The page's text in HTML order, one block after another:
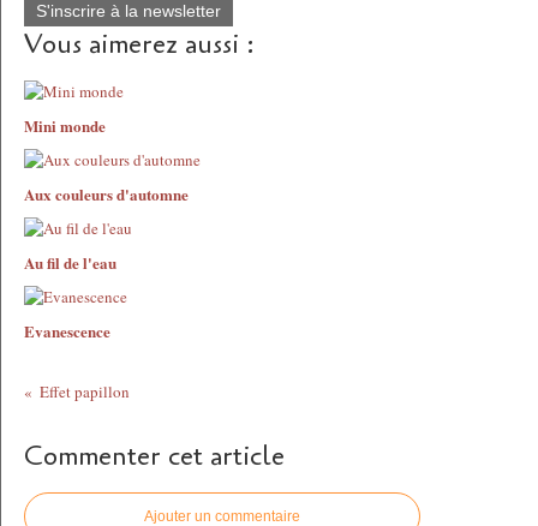
S'inscrire à la newsletter
Vous aimerez aussi :
Mini monde
Aux couleurs d'automne
Au fil de l'eau
Evanescence
Effet papillon
Commenter cet article
Ajouter un commentaire